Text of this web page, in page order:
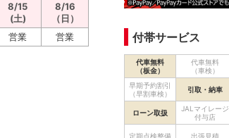
8/15
(土)
8/16
（日）
営業 営業 付帯サービス
代車無料
（板金）
代車無料
（車検）
早期予約割引
（早割車検）
引取・納車
ローン取扱
JALマイレージ
付与店
定期点検整備 出張見積